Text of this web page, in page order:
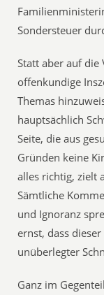
Sondersteuer
Statt aber auf
offenkundige
Themas
hauptsächlich
Seite, die aus
Gründen keine
alles richtig, zielt
Sämtliche
und Ignoranz
ernst, dass
unüberlegter
Ganz im